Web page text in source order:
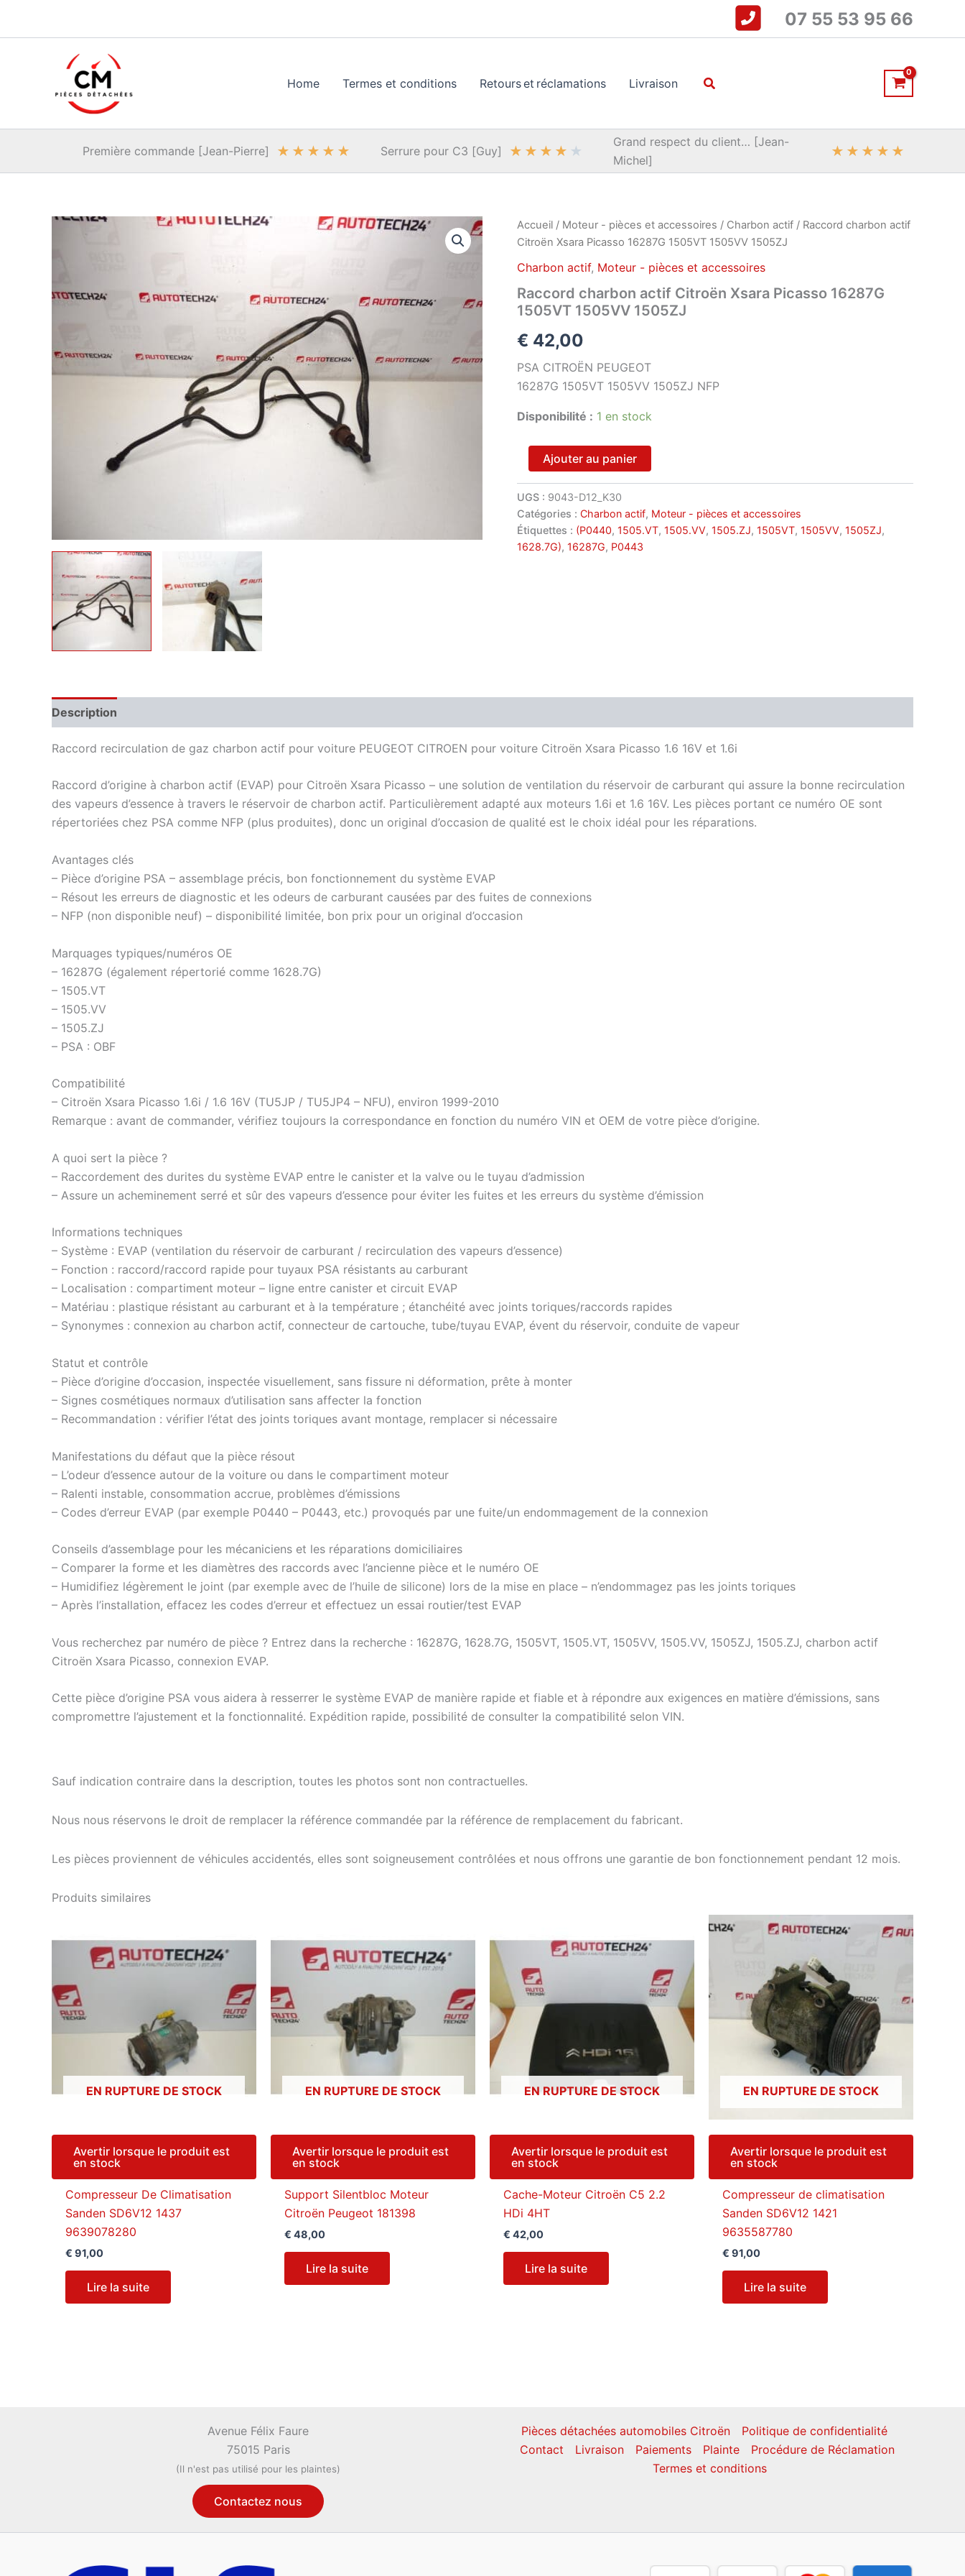
07 55 53 95 66
Home Termes et conditions Retours et réclamations Livraison Rechercher
Première commande [Jean-Pierre] ★ ★ ★ ★ ★ Serrure pour C3 [Guy] ★ ★ ★ ★ ★
Grand respect du client… [Jean-
Michel]
★ ★ ★ ★ ★
Accueil / Moteur - pièces et accessoires / Charbon actif / Raccord charbon actif
Citroën Xsara Picasso 16287G 1505VT 1505VV 1505ZJ
Charbon actif, Moteur - pièces et accessoires
Raccord charbon actif Citroën Xsara Picasso 16287G
1505VT 1505VV 1505ZJ
€ 42,00
PSA CITROËN PEUGEOT
16287G 1505VT 1505VV 1505ZJ NFP
Disponibilité : 1 en stock
quantité
Raccord
charbon
actif
Citroën
Xsara
Picasso
Ajouter au panier
UGS : 9043-D12_K30
Catégories : Charbon actif, Moteur - pièces et accessoires
Étiquettes : (P0440, 1505.VT, 1505.VV, 1505.ZJ, 1505VT, 1505VV, 1505ZJ,
1628.7G), 16287G, P0443
Description
Raccord recirculation de gaz charbon actif pour voiture PEUGEOT CITROEN pour voiture Citroën Xsara Picasso 1.6 16V et 1.6i
Raccord d’origine à charbon actif (EVAP) pour Citroën Xsara Picasso – une solution de ventilation du réservoir de carburant qui assure la bonne recirculation
des vapeurs d’essence à travers le réservoir de charbon actif. Particulièrement adapté aux moteurs 1.6i et 1.6 16V. Les pièces portant ce numéro OE sont
répertoriées chez PSA comme NFP (plus produites), donc un original d’occasion de qualité est le choix idéal pour les réparations.
Avantages clés
– Pièce d’origine PSA – assemblage précis, bon fonctionnement du système EVAP
– Résout les erreurs de diagnostic et les odeurs de carburant causées par des fuites de connexions
– NFP (non disponible neuf) – disponibilité limitée, bon prix pour un original d’occasion
Marquages typiques/numéros OE
– 16287G (également répertorié comme 1628.7G)
– 1505.VT
– 1505.VV
– 1505.ZJ
– PSA : OBF
Compatibilité
– Citroën Xsara Picasso 1.6i / 1.6 16V (TU5JP / TU5JP4 – NFU), environ 1999-2010
Remarque : avant de commander, vérifiez toujours la correspondance en fonction du numéro VIN et OEM de votre pièce d’origine.
A quoi sert la pièce ?
– Raccordement des durites du système EVAP entre le canister et la valve ou le tuyau d’admission
– Assure un acheminement serré et sûr des vapeurs d’essence pour éviter les fuites et les erreurs du système d’émission
Informations techniques
– Système : EVAP (ventilation du réservoir de carburant / recirculation des vapeurs d’essence)
– Fonction : raccord/raccord rapide pour tuyaux PSA résistants au carburant
– Localisation : compartiment moteur – ligne entre canister et circuit EVAP
– Matériau : plastique résistant au carburant et à la température ; étanchéité avec joints toriques/raccords rapides
– Synonymes : connexion au charbon actif, connecteur de cartouche, tube/tuyau EVAP, évent du réservoir, conduite de vapeur
Statut et contrôle
– Pièce d’origine d’occasion, inspectée visuellement, sans fissure ni déformation, prête à monter
– Signes cosmétiques normaux d’utilisation sans affecter la fonction
– Recommandation : vérifier l’état des joints toriques avant montage, remplacer si nécessaire
Manifestations du défaut que la pièce résout
– L’odeur d’essence autour de la voiture ou dans le compartiment moteur
– Ralenti instable, consommation accrue, problèmes d’émissions
– Codes d’erreur EVAP (par exemple P0440 – P0443, etc.) provoqués par une fuite/un endommagement de la connexion
Conseils d’assemblage pour les mécaniciens et les réparations domiciliaires
– Comparer la forme et les diamètres des raccords avec l’ancienne pièce et le numéro OE
– Humidifiez légèrement le joint (par exemple avec de l’huile de silicone) lors de la mise en place – n’endommagez pas les joints toriques
– Après l’installation, effacez les codes d’erreur et effectuez un essai routier/test EVAP
Vous recherchez par numéro de pièce ? Entrez dans la recherche : 16287G, 1628.7G, 1505VT, 1505.VT, 1505VV, 1505.VV, 1505ZJ, 1505.ZJ, charbon actif
Citroën Xsara Picasso, connexion EVAP.
Cette pièce d’origine PSA vous aidera à resserrer le système EVAP de manière rapide et fiable et à répondre aux exigences en matière d’émissions, sans
compromettre l’ajustement et la fonctionnalité. Expédition rapide, possibilité de consulter la compatibilité selon VIN.
Sauf indication contraire dans la description, toutes les photos sont non contractuelles.
Nous nous réservons le droit de remplacer la référence commandée par la référence de remplacement du fabricant.
Les pièces proviennent de véhicules accidentés, elles sont soigneusement contrôlées et nous offrons une garantie de bon fonctionnement pendant 12 mois.
Produits similaires
EN RUPTURE DE STOCK
Avertir lorsque le produit est
en stock
Compresseur De Climatisation
Sanden SD6V12 1437
9639078280
€ 91,00
Lire la suite
EN RUPTURE DE STOCK
Avertir lorsque le produit est
en stock
Support Silentbloc Moteur
Citroën Peugeot 181398
€ 48,00
Lire la suite
EN RUPTURE DE STOCK
Avertir lorsque le produit est
en stock
Cache-Moteur Citroën C5 2.2
HDi 4HT
€ 42,00
Lire la suite
EN RUPTURE DE STOCK
Avertir lorsque le produit est
en stock
Compresseur de climatisation
Sanden SD6V12 1421
9635587780
€ 91,00
Lire la suite
Avenue Félix Faure
75015 Paris
(Il n'est pas utilisé pour les plaintes)
Contactez nous
Pièces détachées automobiles Citroën
Politique de confidentialité
Contact
Livraison Paiements Plainte
Procédure de Réclamation
Termes et conditions